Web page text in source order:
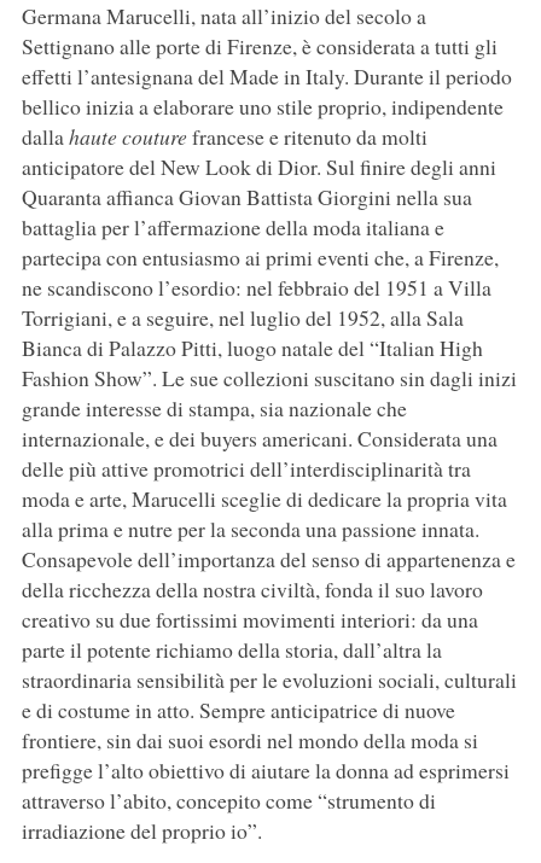
Germana Marucelli, nata all’inizio del secolo a
Settignano alle porte di Firenze, è considerata a tutti gli
effetti l’antesignana del Made in Italy. Durante il periodo
bellico inizia a elaborare uno stile proprio, indipendente
dallahaute couturefrancese e ritenuto da molti
anticipatore del New Look di Dior. Sul finire degli anni
Quaranta affianca Giovan Battista Giorgini nella sua
battaglia per l’affermazione della moda italiana e
partecipa con entusiasmo ai primi eventi che, a Firenze,
ne scandiscono l’esordio: nel febbraio del 1951 a Villa
Torrigiani, e a seguire, nel luglio del 1952, alla Sala
Bianca di Palazzo Pitti, luogo natale del “Italian High
Fashion Show”. Le sue collezioni suscitano sin dagli inizi
grande interesse di stampa, sia nazionale che
internazionale, e dei buyers americani. Considerata una
delle più attive promotrici dell’interdisciplinarità tra
moda e arte, Marucelli sceglie di dedicare la propria vita
alla prima e nutre per la seconda una passione innata.
Consapevole dell’importanza del senso di appartenenza e
della ricchezza della nostra civiltà, fonda il suo lavoro
creativo su due fortissimi movimenti interiori: da una
parte il potente richiamo della storia, dall’altra la
straordinaria sensibilità per le evoluzioni sociali, culturali
e di costume in atto. Sempre anticipatrice di nuove
frontiere, sin dai suoi esordi nel mondo della moda si
prefigge l’alto obiettivo di aiutare la donna ad esprimersi
attraverso l’abito, concepito come “strumento di
irradiazione del proprio io”.